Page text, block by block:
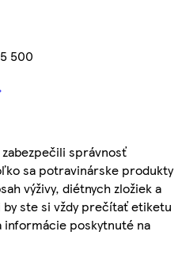
500
správnosť
sa potravinárske produkty
výživy, diétnych zložiek a
by ste si vždy prečítať etiketu
informácie poskytnuté na